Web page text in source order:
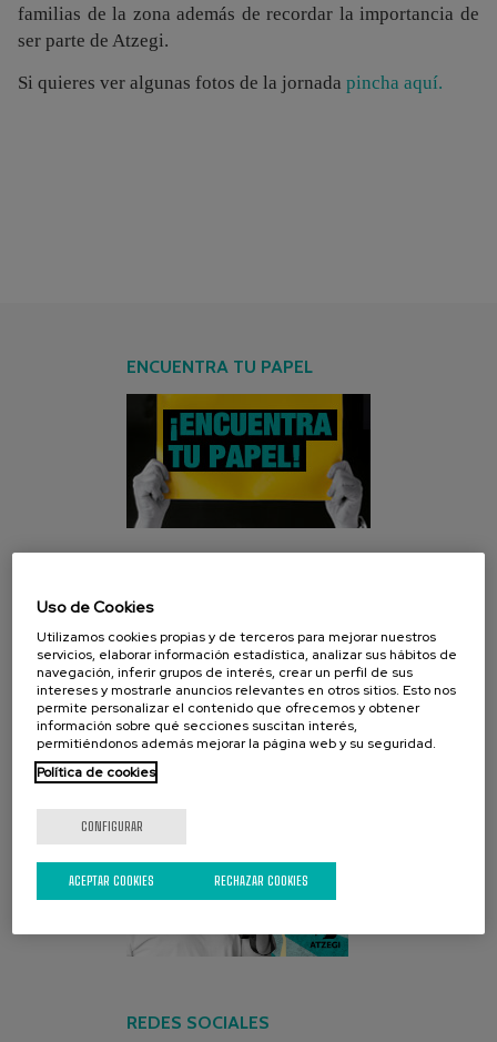
familias de la zona además de recordar la importancia de
ser parte de Atzegi.
Si quieres ver algunas fotos de la jornada pincha aquí.
ENCUENTRA TU PAPEL
REDES SOCIALES
Uso de Cookies
Utilizamos cookies propias y de terceros para mejorar nuestros
servicios, elaborar información estadística, analizar sus hábitos de
navegación, inferir grupos de interés, crear un perfil de sus
intereses y mostrarle anuncios relevantes en otros sitios. Esto nos
permite personalizar el contenido que ofrecemos y obtener
información sobre qué secciones suscitan interés,
permitiéndonos además mejorar la página web y su seguridad.
Política de cookies
CONFIGURAR
RECHAZAR COOKIES
ACEPTAR COOKIES